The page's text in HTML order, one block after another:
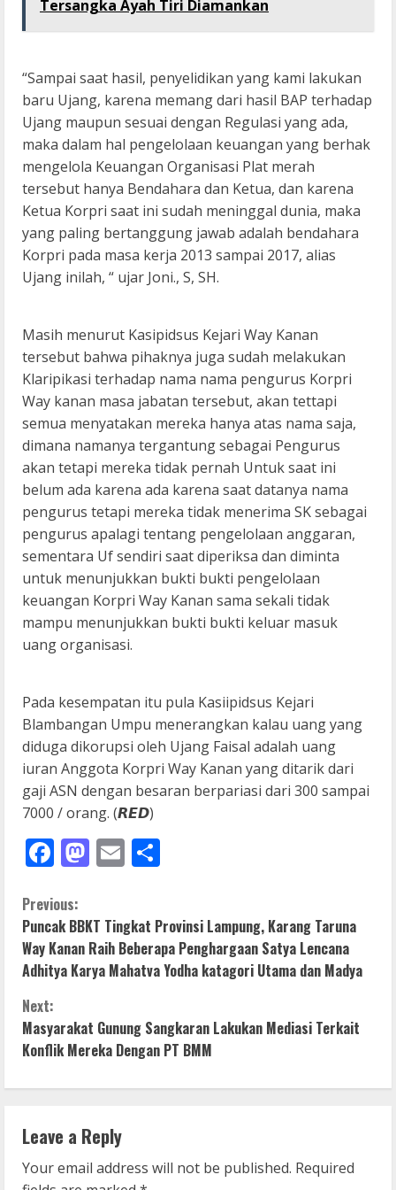
Tersangka Ayah Tiri Diamankan
“Sampai saat hasil, penyelidikan yang kami lakukan
baru Ujang, karena memang dari hasil BAP terhadap
Ujang maupun sesuai dengan Regulasi yang ada,
maka dalam hal pengelolaan keuangan yang berhak
mengelola Keuangan Organisasi Plat merah
tersebut hanya Bendahara dan Ketua, dan karena
Ketua Korpri saat ini sudah meninggal dunia, maka
yang paling bertanggung jawab adalah bendahara
Korpri pada masa kerja 2013 sampai 2017, alias
Ujang inilah, “ ujar Joni., S, SH.
Masih menurut Kasipidsus Kejari Way Kanan
tersebut bahwa pihaknya juga sudah melakukan
Klaripikasi terhadap nama nama pengurus Korpri
Way kanan masa jabatan tersebut, akan tettapi
semua menyatakan mereka hanya atas nama saja,
dimana namanya tergantung sebagai Pengurus
akan tetapi mereka tidak pernah Untuk saat ini
belum ada karena ada karena saat datanya nama
pengurus tetapi mereka tidak menerima SK sebagai
pengurus apalagi tentang pengelolaan anggaran,
sementara Uf sendiri saat diperiksa dan diminta
untuk menunjukkan bukti bukti pengelolaan
keuangan Korpri Way Kanan sama sekali tidak
mampu menunjukkan bukti bukti keluar masuk
uang organisasi.
Pada kesempatan itu pula Kasiipidsus Kejari
Blambangan Umpu menerangkan kalau uang yang
diduga dikorupsi oleh Ujang Faisal adalah uang
iuran Anggota Korpri Way Kanan yang ditarik dari
gaji ASN dengan besaran berpariasi dari 300 sampai
7000 / orang. (𝙍𝙀𝘿)
Facebook
Mastodon
Email
C
o
n
t
i
n
u
e
Previous:
Puncak BBKT Tingkat Provinsi Lampung, Karang Taruna
Way Kanan Raih Beberapa Penghargaan Satya Lencana
Adhitya Karya Mahatva Yodha katagori Utama dan Madya
Next:
Masyarakat Gunung Sangkaran Lakukan Mediasi Terkait
Konflik Mereka Dengan PT BMM
Leave a Reply
Your email address will not be published. Required